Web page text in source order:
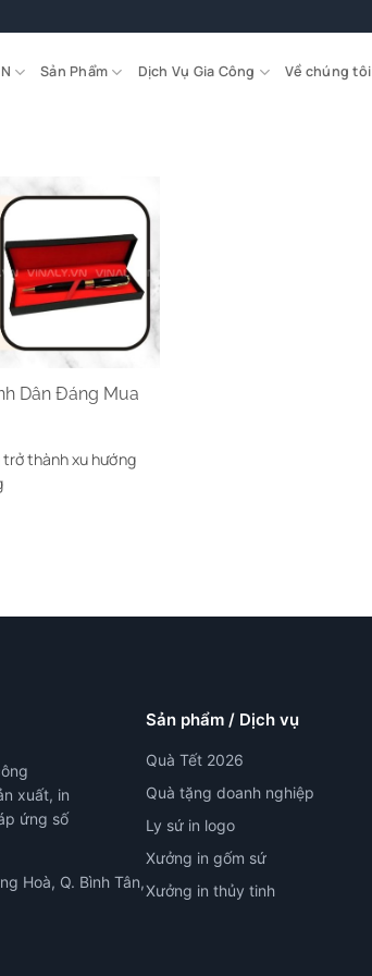
Sản Phẩm Dịch Vụ Gia Công Về chúng tôi
Dân Đáng Mua
trở thành xu hướng
xuất, in
ứng số
Hoà, Q. Bình Tân,
Sản phẩm / Dịch vụ
Quà Tết 2026
Quà tặng doanh nghiệp
Ly sứ in logo
Xưởng in gốm sứ
Xưởng in thủy tinh